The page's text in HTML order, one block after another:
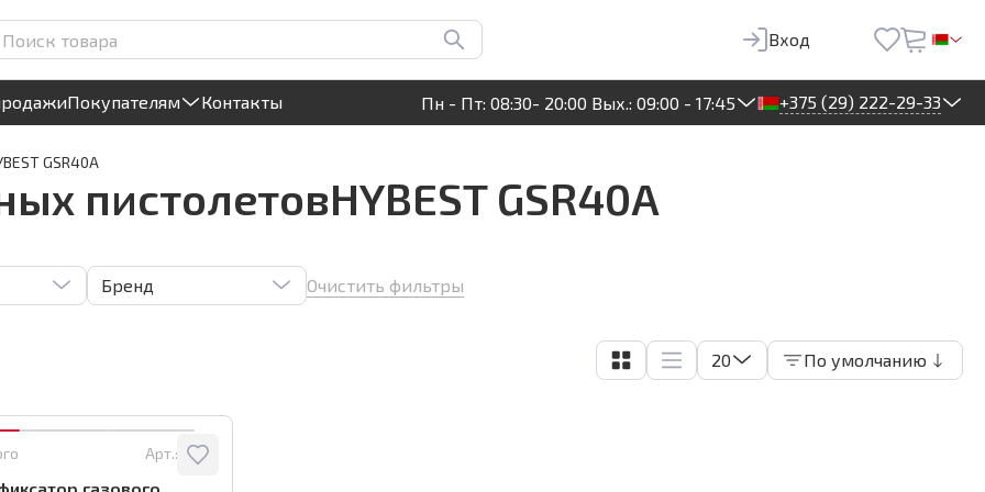
Круглосуточный! Прием заявок на сайте
Вход
Покупателям Контакты Пн - Пт: 08:30- 20:00 Вых.: 09:00 - 17:45 +375 (29) 222-29-33
GSR40A
пистолетовHYBEST GSR40A
Бренд Очистить фильтры
20 По умолчанию
Арт.: 2705